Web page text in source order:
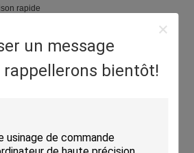
un message
rappellerons bientôt!
rapide